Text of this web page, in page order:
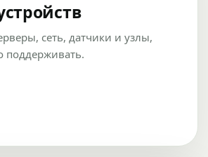
сеть, датчики и узлы,
поддерживать.